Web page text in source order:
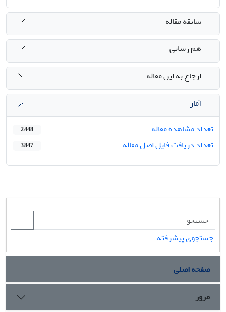
سابقه مقاله
هم رسانی
ارجاع به این مقاله
آمار
تعداد مشاهده مقاله
2,448
تعداد دریافت فایل اصل مقاله 3,847
جستجوی پیشرفته
صفحه اصلی
مرور